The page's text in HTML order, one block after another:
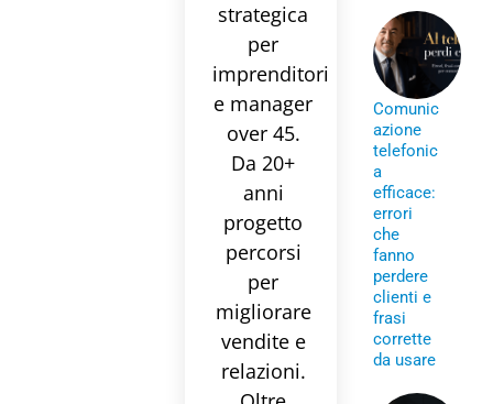
strategica
per
imprenditori
e manager
over 45.
Da 20+
anni
progetto
percorsi
per
migliorare
vendite e
relazioni.
Comunic
azione
telefonic
a
efficace:
errori
che
fanno
perdere
clienti e
frasi
corrette
da usare